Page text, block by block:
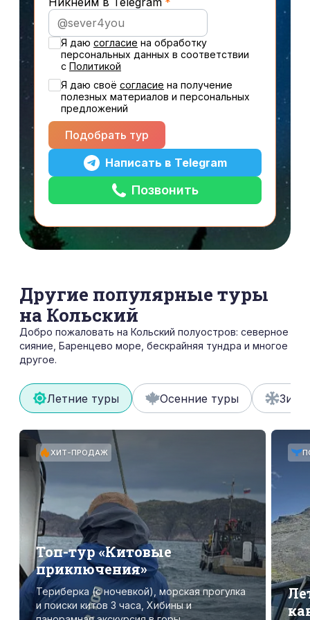
Новогодние туры
Я даю согласие на обработку
персональных данных в соответствии
с Политикой
Я даю своё cогласие на получение
полезных материалов и персональных
предложений
Подобрать тур
Написать в Telegram
Позвонить
Другие популярные туры
на Кольский
Добро пожаловать на Кольский полуостров: северное
сияние, Баренцево море, бескрайняя тундра и многое
другое.
Летние туры Осенние туры
ХИТ-ПРОДАЖ
Топ-тур «Китовые
приключения»
Териберка (с ночевкой), морская прогулка
и поиски китов 3 часа, Хибины и